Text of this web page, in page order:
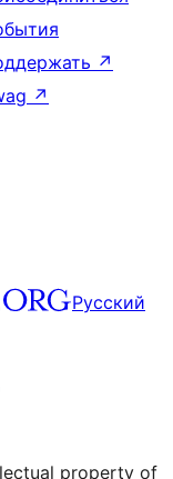
↗
↗
Русский
YouTube
учётную запись в Tumblr
property of